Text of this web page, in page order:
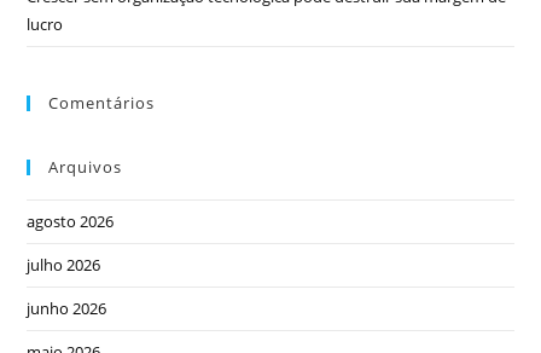
lucro
Comentários
Arquivos
agosto 2026
julho 2026
junho 2026